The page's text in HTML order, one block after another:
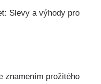
znamením prožitého